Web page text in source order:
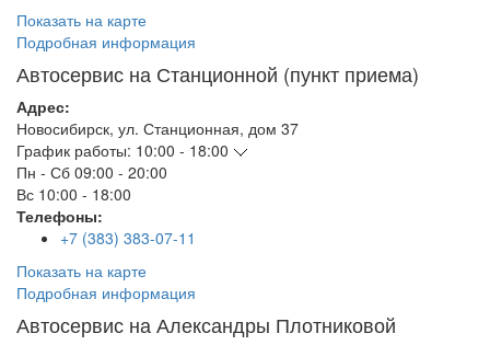
Показать на карте
Подробная информация
Автосервис на Станционной (пункт приема)
Адрес:
Новосибирск, ул. Станционная, дом 37
График работы: 10:00 - 18:00
Пн - Сб 09:00 - 20:00
Вс 10:00 - 18:00
Телефоны:
+7 (383) 383-07-11
Показать на карте
Подробная информация
Автосервис на Александры Плотниковой